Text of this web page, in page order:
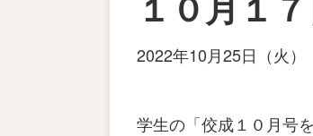
2022年10月25日（火）
学生の「佼成１０月号